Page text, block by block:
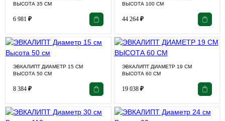
ВЫСОТА 35 СМ
6 981 ₽
ВЫСОТА 100 СМ
44 264 ₽
ЭВКАЛИПТ ДИАМЕТР 15 СМ
ВЫСОТА 50 СМ
8 384 ₽
ЭВКАЛИПТ ДИАМЕТР 19 СМ
ВЫСОТА 60 СМ
19 038 ₽